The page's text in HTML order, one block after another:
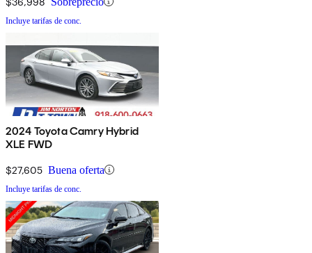
Incluye tarifas de conc.
2024 Toyota Camry Hybrid
XLE FWD
$27,605 Buena oferta
Incluye tarifas de conc.